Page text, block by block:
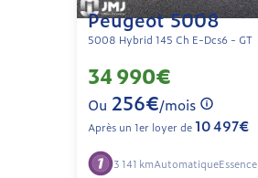
Peugeot 5008
5008 Hybrid 145 Ch E-Dcs6 - GT
34 990€
Ou 256€/mois
Après un 1er loyer de10 497€
3 141 kmAutomatiqueEssence